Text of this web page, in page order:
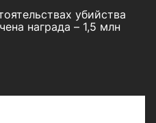
убийства
награда – 1,5 млн